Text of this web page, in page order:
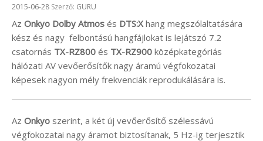
Beküldve:
2015-06-28 Szerző: GURU
Az Onkyo Dolby Atmos és DTS:X hang megszólaltatására
kész és nagy felbontású hangfájlokat is lejátszó 7.2
csatornás TX-RZ800 és TX-RZ900 középkategóriás
hálózati AV vevőerősítők nagy áramú végfokozatai
képesek nagyon mély frekvenciák reprodukálására is.
Az Onkyo szerint, a két új vevőerősítő szélessávú
végfokozatai nagy áramot biztosítanak, 5 Hz-ig terjesztik